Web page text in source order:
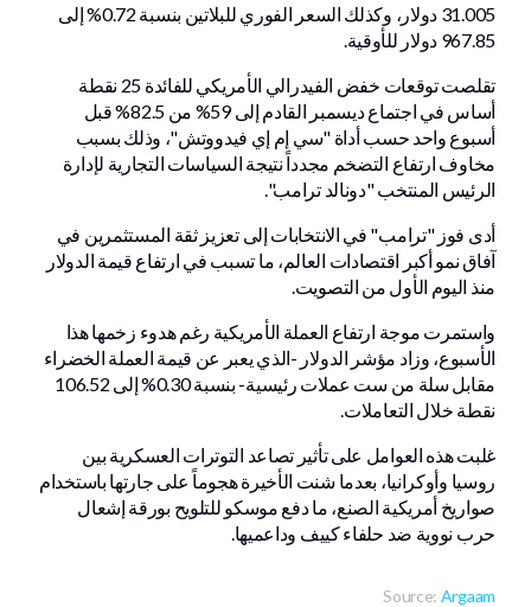
31.005 دولار، وكذلك السعر الفوري للبلاتين بنسبة 0.72% إلى
967.85 دولار للأوقية.
تقلصت توقعات خفض الفيدرالي الأمريكي للفائدة 25 نقطة
أساس في اجتماع ديسمبر القادم إلى 59% من 82.5% قبل
أسبوع واحد حسب أداة "سي إم إي فيدووتش"، وذلك بسبب
مخاوف ارتفاع التضخم مجدداً نتيجة السياسات التجارية لإدارة
الرئيس المنتخب "دونالد ترامب".
أدى فوز "ترامب" في الانتخابات إلى تعزيز ثقة المستثمرين في
آفاق نمو أكبر اقتصادات العالم، ما تسبب في ارتفاع قيمة الدولار
منذ اليوم الأول من التصويت.
واستمرت موجة ارتفاع العملة الأمريكية رغم هدوء زخمها هذا
الأسبوع، وزاد مؤشر الدولار -الذي يعبر عن قيمة العملة الخضراء
مقابل سلة من ست عملات رئيسية- بنسبة 0.30% إلى 106.52
نقطة خلال التعاملات.
غلبت هذه العوامل على تأثير تصاعد التوترات العسكرية بين
روسيا وأوكرانيا، بعدما شنت الأخيرة هجوماً على جارتها باستخدام
صواريخ أمريكية الصنع، ما دفع موسكو للتلويح بورقة إشعال
حرب نووية ضد حلفاء كييف وداعميها.
Source: Argaam